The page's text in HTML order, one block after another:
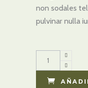
non sodales
pulvinar nulla
Wrist
Warmer
quantity